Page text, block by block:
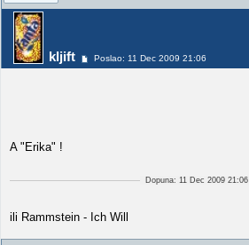
kljift Poslao: 11 Dec 2009 21:06
A "Erika" !
Dopuna: 11 Dec 2009 21:06
ili Rammstein - Ich Will